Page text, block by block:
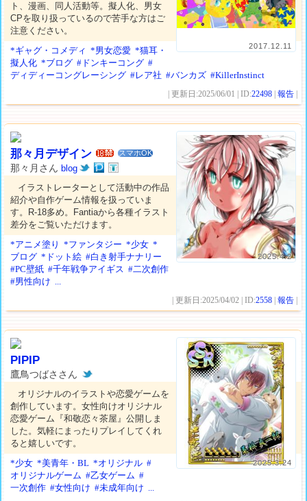
2017.12.11
ト、漫画、同人活動等。擬人化、男女
CPを取り扱っているので苦手な方はご
注意ください。
*ギャグ・コメディ *男女恋愛 *猫耳・
擬人化 *ブログ #ドンキーコング #
ディディーコングレーシング #レア社 #バンカズ #KillerInstinct
| 更新日:2025/06/01 | ID:22498 |報告
2025.4.2
那々月デザイン スマホOK
那々月さんblog
イラストレーターとして活動中の作品
紹介や自作ゲーム情報を扱っていま
す。R-18多め。Fantiaから各種イラスト
差分をご覧いただけます。
*アニメ塗り
*ファンタジー *少女 *
ブログ *ドット絵 #白き射手ナナリー
#PC壁紙 #千年戦争アイギス #二次創作
#男性向け ...
| 更新日:2025/04/02 | ID:2558 |報告
2025.3.24
PIPIP
鷹鳥つばささん
オリジナルのイラストや恋愛ゲームを
創作しています。女性向けオリジナル
恋愛ゲーム『和敬恋々茶屋』公開しま
した。気軽にまったりプレイしてくれ
ると嬉しいです。
*少女 *美青年・BL *オリジナル #
オリジナルゲーム #乙女ゲーム #
一次創作 #女性向け #未成年向け ...